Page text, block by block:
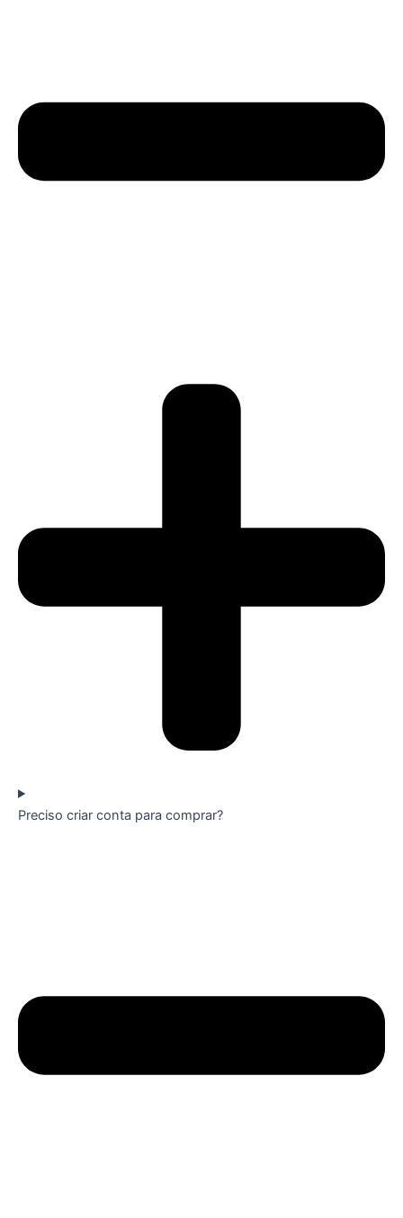
Preciso criar conta para comprar?